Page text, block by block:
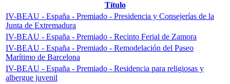
Título
IV-BEAU - España - Premiado - Presidencia y Consejerías de la
Junta de Extremadura
IV-BEAU - España - Premiado - Recinto Ferial de Zamora
IV-BEAU - España - Premiado - Remodelación del Paseo
Marítimo de Barcelona
IV-BEAU - España - Premiado - Residencia para religiosas y
albergue juvenil